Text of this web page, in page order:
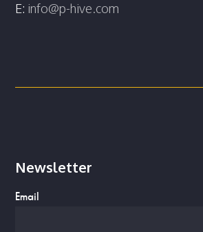
E: info@p-hive.com
Newsletter
Email